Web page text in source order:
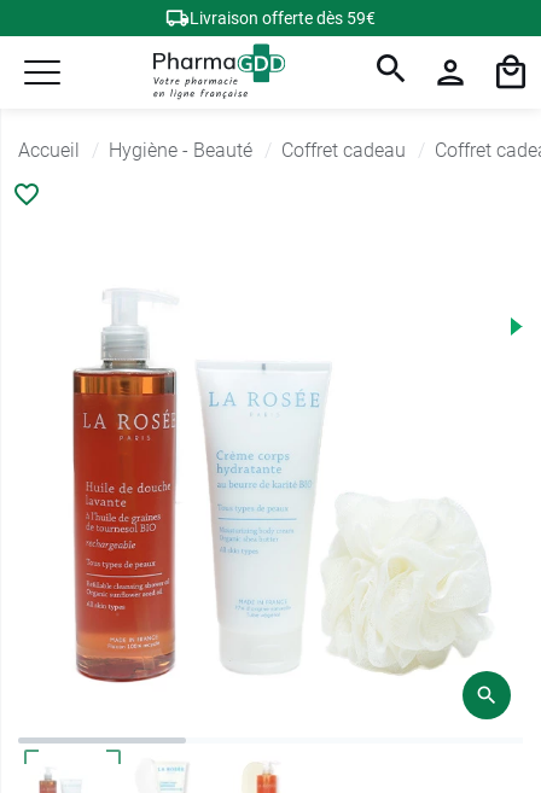
Livraison offerte dès 59€
Accueil Hygiène - Beauté Coffret cadeau Coffret